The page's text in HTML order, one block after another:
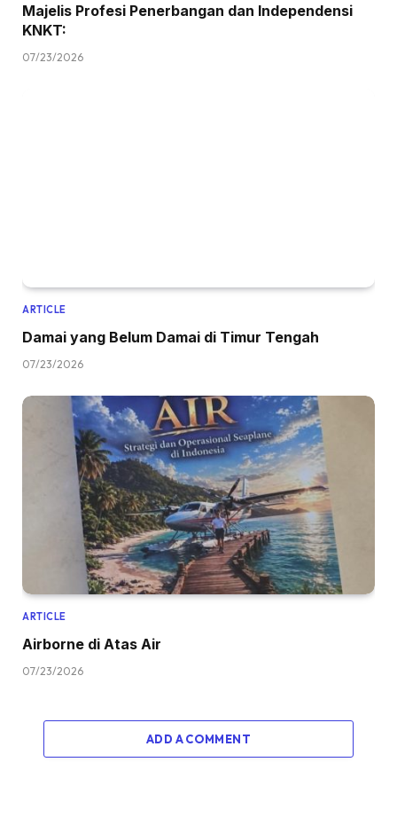
Majelis Profesi Penerbangan dan Independensi
KNKT:
07/23/2026
ARTICLE
Damai yang Belum Damai di Timur Tengah
07/23/2026
ARTICLE
Airborne di Atas Air
07/23/2026
ADD A COMMENT